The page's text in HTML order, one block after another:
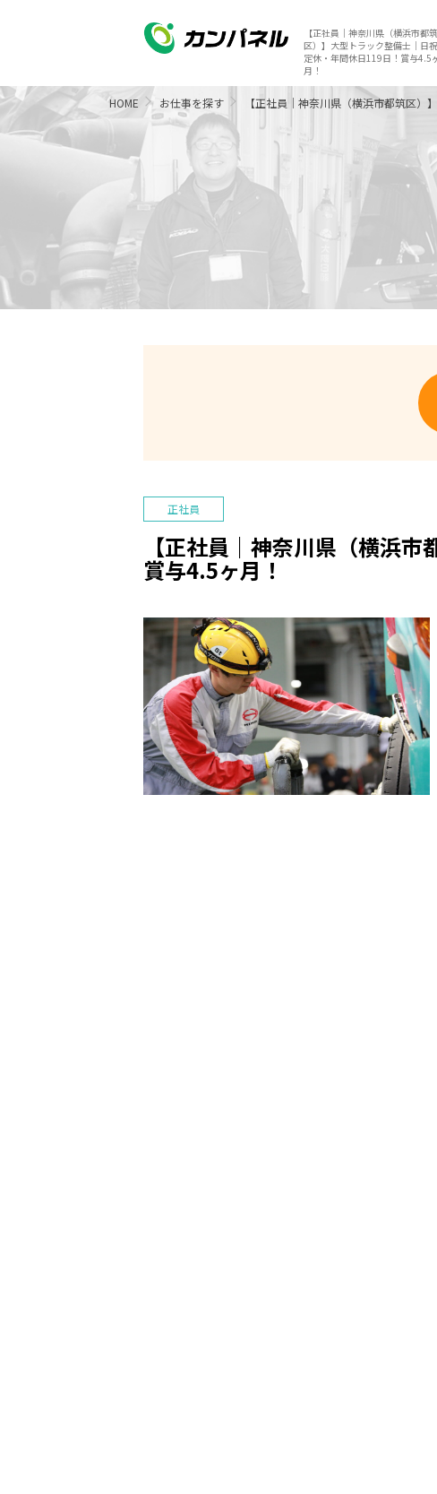
【正社員｜神奈川県（横浜市都筑
区）】大型トラック整備士｜日
定休・年間休日119日！賞与4.5
月！
HOME お仕事を探す 【正社員｜神奈川県（横浜市都筑区
正社員
【正社員｜神奈川県（横浜
賞与4.5ヶ月！